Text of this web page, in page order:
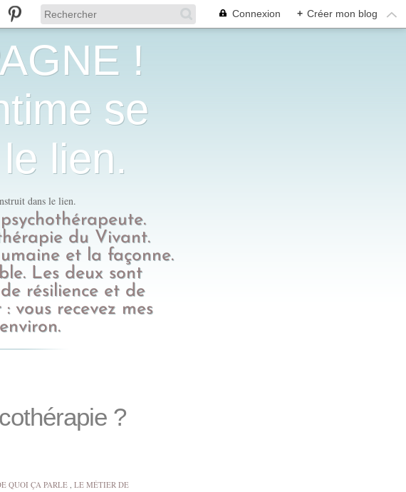
Connexion + Créer mon blog
!
se
lien.
du Vivant.
et la façonne.
Les deux sont
résilience et de
vous recevez mes
?
QUOI ÇA PARLE, LE MÉTIER DE